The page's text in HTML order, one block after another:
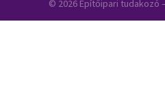
© 2026 Építőipari tudakozó